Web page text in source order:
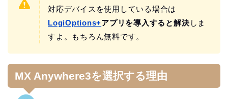
対応デバイスを使用している場合は
LogiOptions+アプリを導入すると解決 しま
すよ。もちろん無料です。
MX Anywhere3を選択する理由